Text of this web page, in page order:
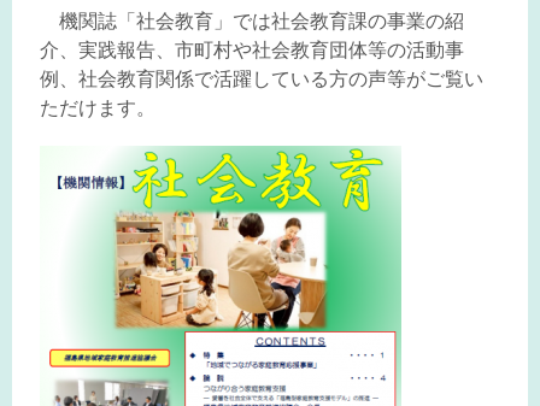
機関誌「社会教育」では社会教育課の事業の紹
介、実践報告、市町村や社会教育団体等の活動事
例、社会教育関係で活躍している方の声等がご覧い
ただけます。